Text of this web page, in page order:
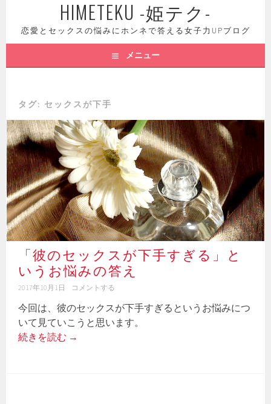
ツ
ッ
プ
HIMETEKU -姫テク-
恋愛とセックスの悩みにホンネで答える女子力UPブログ
メニュー
タグ: セックスが下手
「彼のセックスが下手すぎる」と
いうお悩みの答え
2017年10月1日 コメントする
今回は、彼のセックスが下手すぎるというお悩みにつ
いて見ていこうと思います。
続きを読む →